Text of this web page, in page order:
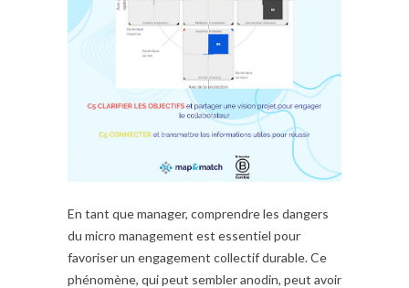
En tant que manager, comprendre les dangers
du micro management est essentiel pour
favoriser un engagement collectif durable. Ce
phénomène, qui peut sembler anodin, peut avoir